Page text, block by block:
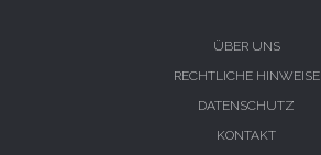
ÜBER UNS
RECHTLICHE HINWEISE
DATENSCHUTZ
KONTAKT